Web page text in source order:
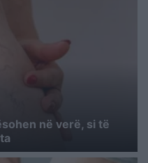
në verë, si të